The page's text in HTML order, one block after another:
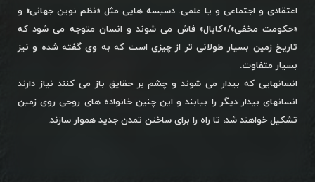
اعتقادی و اجتماعی و یا علمی. دسیسه هایی مثل «نظم نوین جهانی» و
«حکومت مخفی»/«کابال» فاش می شوند و انسان متوجه می شود که
تاریخ زمین بسیار طولانی تر از چیزی است که به وی گفته شده و نیز
بسیار متفاوت.
انسانهایی که بیدار می شوند و چشم بر حقایق باز می کنند نیاز دارند
انسانهای بیدار دیگر را بیابند و این چنین خانواده های روحی روی زمین
تشکیل خواهند شد، تا راه را برای ساختن تمدن جدید هموار سازند.